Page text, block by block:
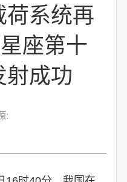
荷系统再
座第十
射成功
: